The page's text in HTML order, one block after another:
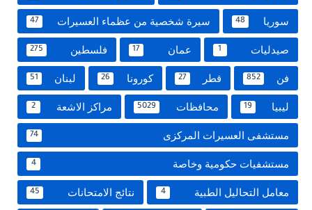
سوريا 48 سيرة شخصية من عظماء العسيرات 47
صيدليات 1 عمان 17 فلسطين 275
فن 852 قطر 27 كورونا 26 لبنان 51
ليبيا 19 محافظات 5029 مراكز الاشعة 2
مستشفى العسيرات المركزى 74
مستشفيات حكومية وخاصة 4
معامل التحاليل الطبية 4 نتائج الامتحانات 45